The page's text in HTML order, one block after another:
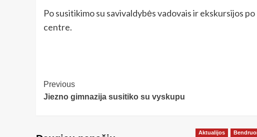
Po susitikimo su savivaldybės vadovais ir ekskursijos
centre.
Post
Navigation
Previous
Jiezno gimnazija susitiko su vyskupu
Aktualijos